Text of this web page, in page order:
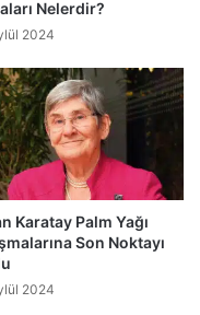
Nelerdir?
2024
Karatay Palm Yağı
Son Noktayı
2024